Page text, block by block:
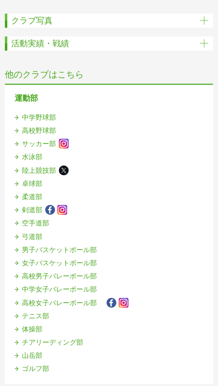
クラブ写真
活動実績・戦績
他のクラブはこちら
運動部
中学野球部
高校野球部
サッカー部
水泳部
陸上競技部
卓球部
柔道部
剣道部
空手道部
弓道部
男子バスケットボール部
女子バスケットボール部
高校男子バレーボール部
中学女子バレーボール部
高校女子バレーボール部
テニス部
体操部
チアリーディング部
山岳部
ゴルフ部